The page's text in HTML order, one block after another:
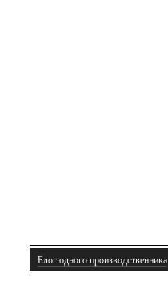
Блог одного производственника